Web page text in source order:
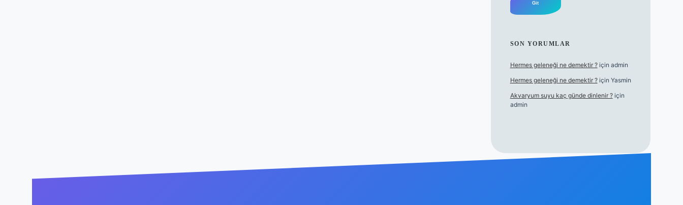
SON YORUMLAR
Hermes geleneği ne demektir ?için admin
Hermes geleneği ne demektir ?için Yasmin
Akvaryum suyu kaç günde dinlenir ?için
admin